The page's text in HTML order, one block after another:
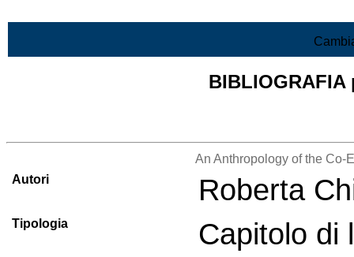
An Anthropology of the Co-
Autori
Roberta
Tipologia Capitolo di